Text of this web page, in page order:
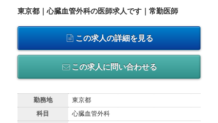
東京都｜心臓血管外科の医師求人です｜常勤医師
この求人の詳細を見る
この求人に問い合わせる
勤務地 東京都
科目 心臓血管外科